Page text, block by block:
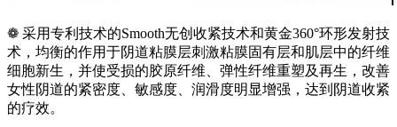
❁ 采用专利技术的Smooth无创收紧技术和黄金360°环形发射技
术，均衡的作用于阴道粘膜层刺激粘膜固有层和肌层中的纤维
细胞新生，并使受损的胶原纤维、弹性纤维重塑及再生，改善
女性阴道的紧密度、敏感度、润滑度明显增强，达到阴道收紧
的疗效。